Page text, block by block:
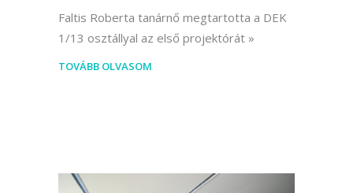
Faltis Roberta tanárnő megtartotta a DEK
1/13 osztállyal az első projektórát
TOVÁBB OLVASOM